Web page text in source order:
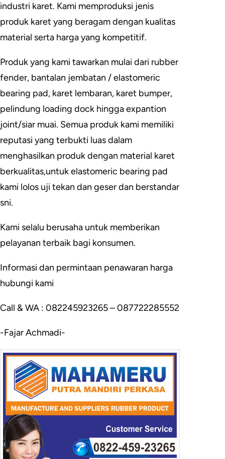
industri karet. Kami memproduksi jenis
produk karet yang beragam dengan kualitas
material serta harga yang kompetitif.
Produk yang kami tawarkan mulai dari rubber
fender, bantalan jembatan / elastomeric
bearing pad, karet lembaran, karet bumper,
pelindung loading dock hingga expantion
joint/siar muai. Semua produk kami memiliki
reputasi yang terbukti luas dalam
menghasilkan produk dengan material karet
berkualitas,untuk elastomeric bearing pad
kami lolos uji tekan dan geser dan berstandar
sni.
Kami selalu berusaha untuk memberikan
pelayanan terbaik bagi konsumen.
Informasi dan permintaan penawaran harga
hubungi kami
Call & WA : 082245923265 – 087722285552
-Fajar Achmadi-